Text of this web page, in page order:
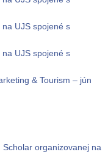
UJS spojené s
UJS spojené s
& Tourism – jún
organizovanej na